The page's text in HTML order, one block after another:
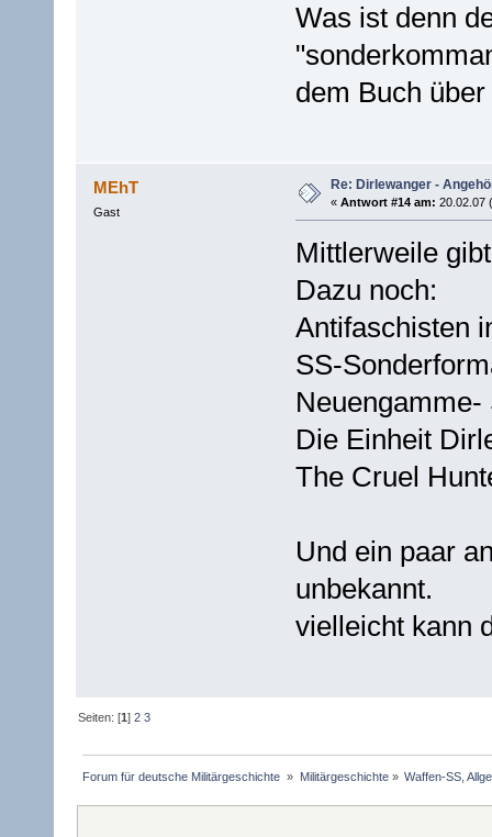
Was ist denn
dem Buch
MEhT
Gast
Re: Dirlewanger -
« Antwort #14 am: 20.02.07
Mittlerweile
Dazu noch:
Antifaschisten
SS-
Die Einheit
The Cruel
Und ein paar
unbekannt.
vielleicht kann
Seiten: [1]2 3
Forum für deutsche Militärgeschichte » Militärgeschichte» Waffen-SS,